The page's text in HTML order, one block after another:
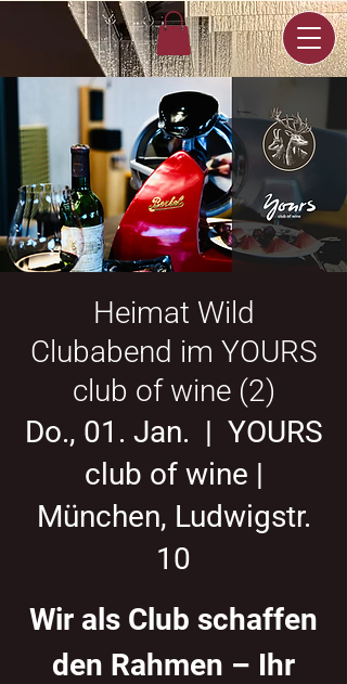
Heimat Wild
Clubabend im YOURS
club of wine (2)
Do., 01. Jan.
  |
YOURS
club of wine |
München, Ludwigstr.
10
Wir als Club schaffen
den Rahmen – Ihr